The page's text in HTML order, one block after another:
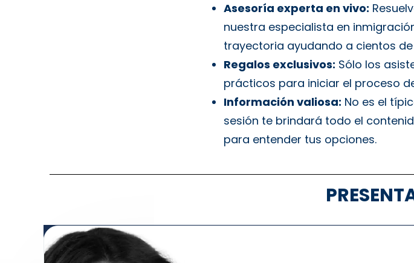
Asesoría experta en vivo:
nuestra especialista en
trayectoria ayudando a cientos
Regalos exclusivos: Sólo los
prácticos para iniciar el proceso
Información valiosa: No es el
sesión te brindará todo el
para entender tus opciones.